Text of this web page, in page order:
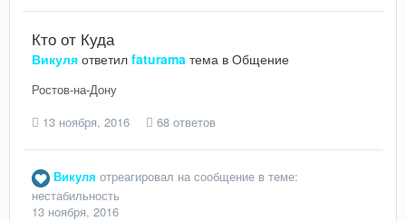
Кто от Куда
Викуля ответил faturama тема в Общение
Ростов-на-Дону
13 ноября, 2016
68 ответов
Викуля отреагировал на сообщение в теме:
нестабильность
13 ноября, 2016